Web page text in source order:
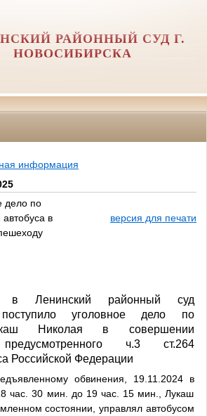
РАЙОННЫЙ СУД Г.
НОВОСИБИРСКА
информация
дело по
в
версия для печати
в Ленинский районный суд
поступило уголовное дело по
Николая в совершении
предусмотренного ч.3 ст.264
Российской Федерации
обвинения, 19.11.2024 в
час. 30 мин. до 19 час. 15 мин., Лукаш
состоянии, управлял автобусом